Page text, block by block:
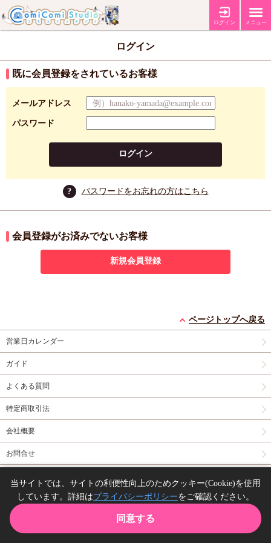
ログイン メニュー
ログイン
既に会員登録をされているお客様
メールアドレス
パスワード
ログイン
? パスワードをお忘れの方はこちら
会員登録がお済みでないお客様
新規会員登録
ページトップへ戻る
営業日カレンダー
ガイド
よくある質問
特定商取引法
会社概要
お問合せ
Copyright(C) comicomi studio. All right reserved.
当サイトでは、サイトの利便性向上のためクッキー(Cookie)を使用
しています。詳細はプライバシーポリシーをご確認ください。
同意する